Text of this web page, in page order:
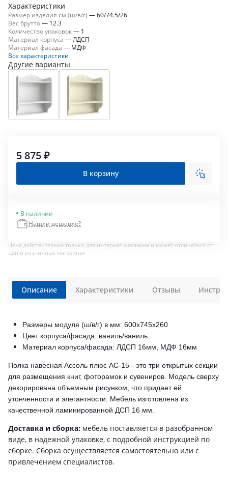
Характеристики
Размер изделия см (ш/в/г) —60/74.5/26
Вес брутто— 12.3
Количество упаковок— 1
Материал корпуса — ЛДСП
Материал фасада — МДФ
Все характеристики
Другие варианты
5 875 ₽
В корзину
В наличии
Нашли дешевле?
Цена действительна только для интернет магазина и может отличаться от
цен в розничных магазинах
Описание
Размеры модуля (ш/в/г) в мм: 600х745х260
Цвет корпуса/фасада: ваниль/ваниль
Материал корпуса/фасада: ЛДСП 16мм, МДФ 16мм
Полка навесная Ассоль плюс АС-15 - это три открытых секции
для размещения книг, фоторамок и сувениров. Модель сверху
декорирована объемным рисунком, что придает ей
утонченности и элегантности. Мебель изготовлена из
качественной ламинированной ДСП 16 мм
Доставка и сборка: мебель поставляется в разобранном
виде, в надежной упаковке, с подробной инструкцией по
сборке. Сборка осуществляется самостоятельно или с
привлечением специалистов.
Характеристики Отзывы